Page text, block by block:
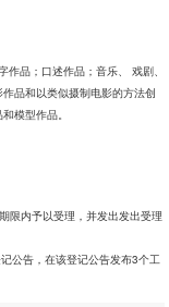
品；口述作品；音乐、 戏剧、
品和以类似摄制电影的方法创
模型作品。
限内予以受理，并发出发出受理
公告，在该登记公告发布3个工